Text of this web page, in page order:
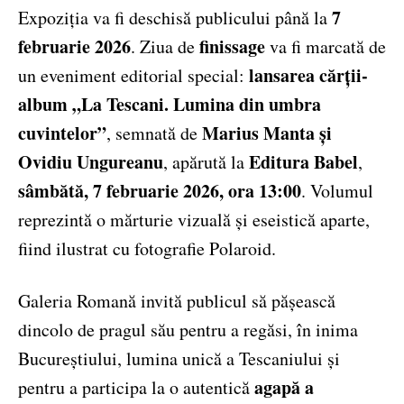
Expoziția va fi deschisă publicului până la7
februarie 2026. Ziua definissageva fi marcată de
un eveniment editorial special: lansarea cărții-
album „La Tescani. Lumina din umbra
cuvintelor”, semnată deMarius Manta și
Ovidiu Ungureanu, apărută laEditura Babel,
sâmbătă, 7 februarie 2026, ora 13:00. Volumul
reprezintă o mărturie vizuală și eseistică aparte,
fiind ilustrat cu fotografie Polaroid.
Galeria Romană invită publicul să pășească
dincolo de pragul său pentru a regăsi, în inima
Bucureștiului, lumina unică a Tescaniului și
pentru a participa la o autenticăagapă a